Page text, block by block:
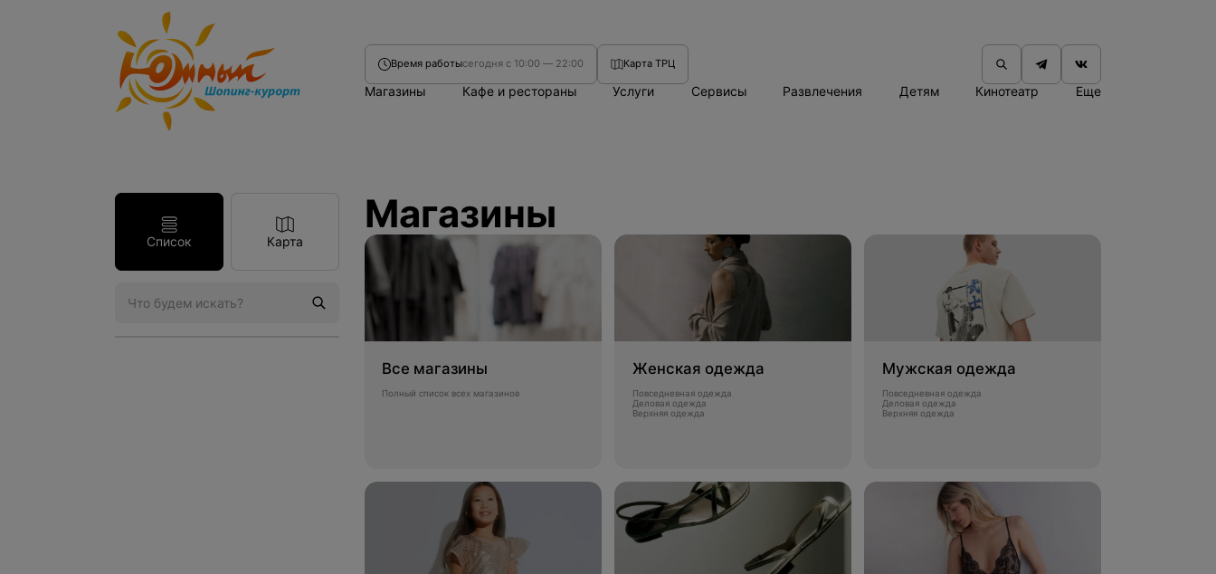
Время работысегодня с 10:00 — 22:00 Карта ТРЦ
Магазины Кафе и рестораны Услуги Сервисы Развлечения Детям Кинотеатр Еще
Список Карта
Магазины
Все магазины
Полный список всех магазинов
Женская одежда
Повседневная одежда
Деловая одежда
Верхняя одежда
Мужская одежда
Повседневная одежда
Деловая одежда
Верхняя одежда